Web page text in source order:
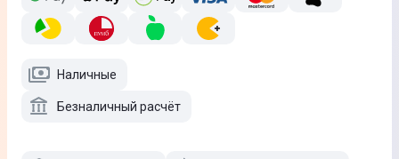
Наличные
Безналичный расчёт